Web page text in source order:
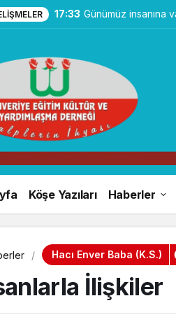
17:33 Günümüz insanına
Köşe Yazıları Haberler
Hacı Enver Baba (k.s.)
İlişkiler